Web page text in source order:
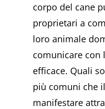
corpo del cane
proprietari a
loro animale
comunicare con
efficace. Quali
più comuni che
manifestare